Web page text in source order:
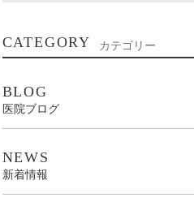
CATEGORY カテゴリー
BLOG
医院ブログ
NEWS
新着情報